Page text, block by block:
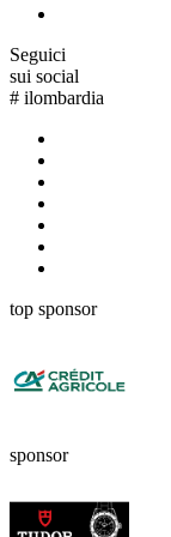
Seguici
sui social
# ilombardia
top sponsor
sponsor